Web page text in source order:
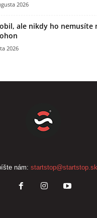
2026
ale nikdy ho nemusíte
2026
nám: startstop@startstop.sk